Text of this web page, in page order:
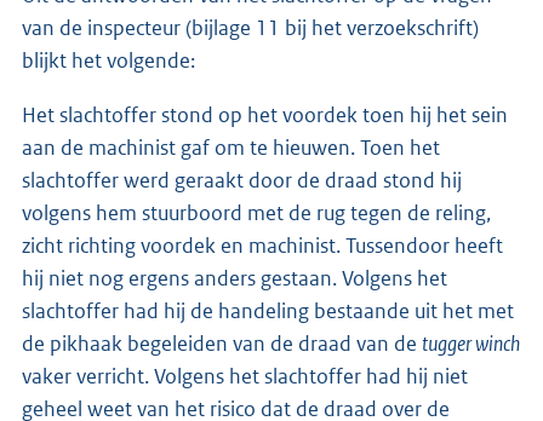
van de inspecteur (bijlage 11 bij het verzoekschrift)
blijkt het volgende:
Het slachtoffer stond op het voordek toen hij het sein
aan de machinist gaf om te hieuwen. Toen het
slachtoffer werd geraakt door de draad stond hij
volgens hem stuurboord met de rug tegen de reling,
zicht richting voordek en machinist. Tussendoor heeft
hij niet nog ergens anders gestaan. Volgens het
slachtoffer had hij de handeling bestaande uit het met
de pikhaak begeleiden van de draad van de tugger winch
vaker verricht. Volgens het slachtoffer had hij niet
geheel weet van het risico dat de draad over de